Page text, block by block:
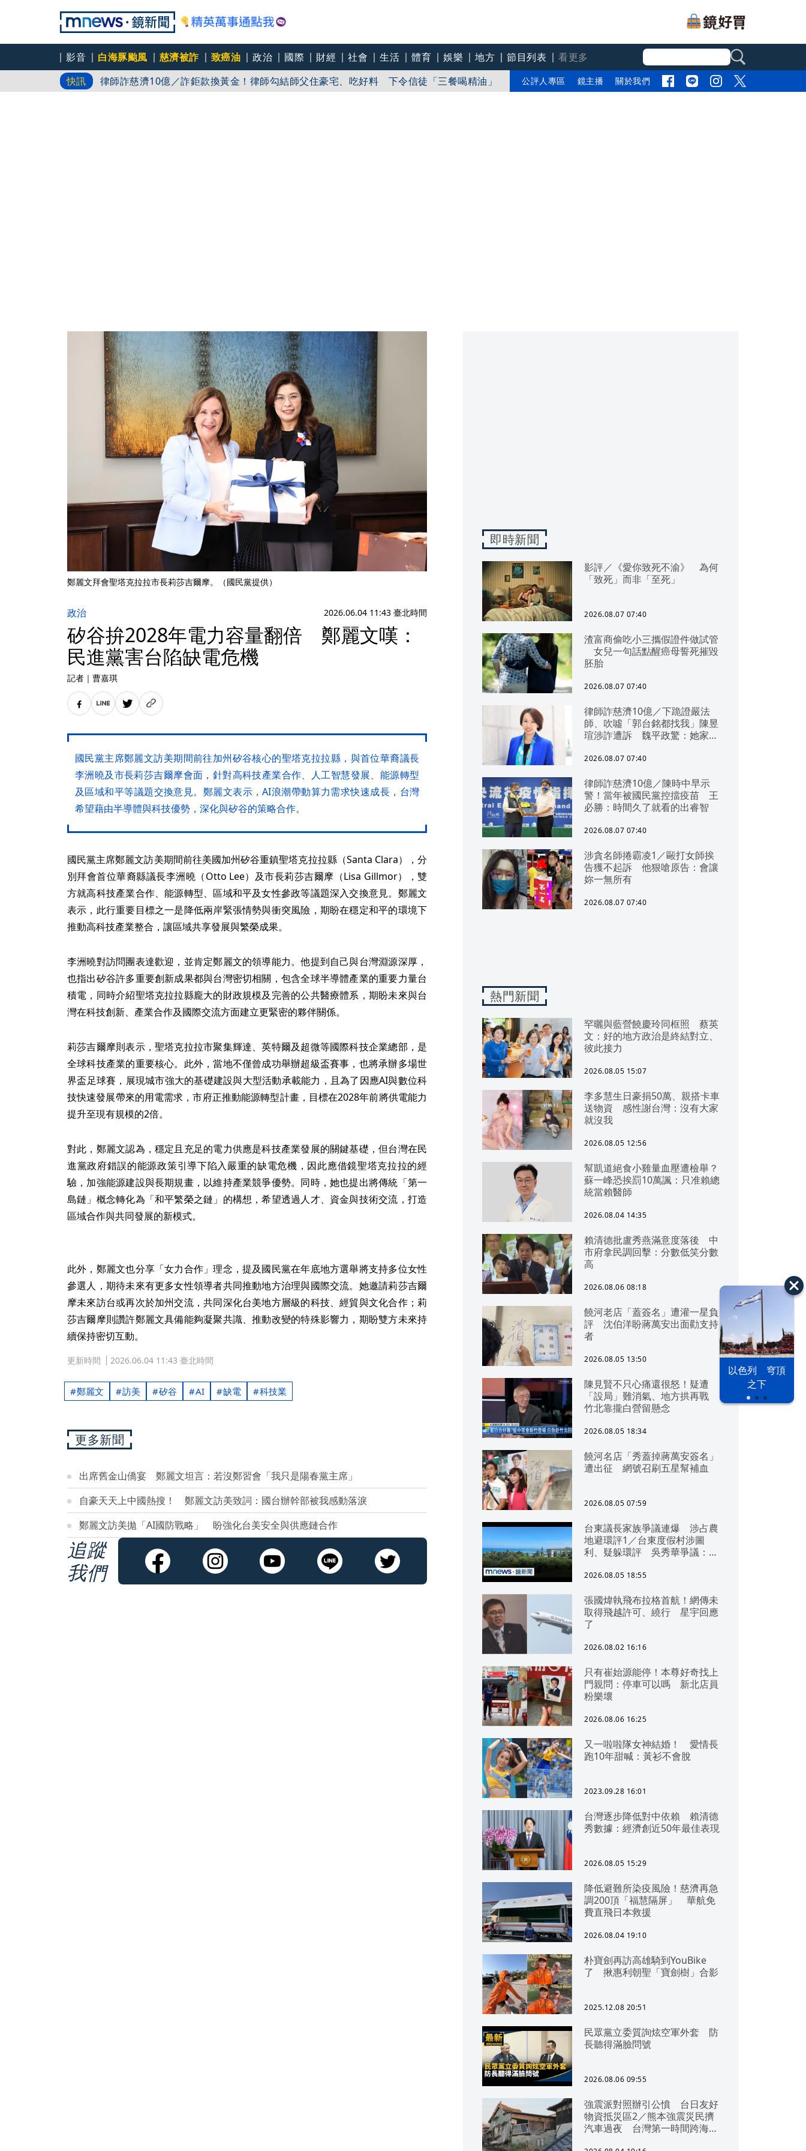
影音 白海豚颱風 慈濟被詐 致癌油 政治 國際 財經 社會 生活 體育 娛樂 地方 節目列表
看更多
快訊
律師詐慈濟10億／詐鉅款換黃金！律師勾結師父住豪宅、吃好料 下令信徒「三餐喝精油」
「軍傳媒」美軍反無人機能力下放到步兵班，HAMMR會是解決方案之一？
公評人專區 鏡主播 關於我們
以色列 穹頂
之下
鄭麗文拜會聖塔克拉拉市長莉莎吉爾摩。（國民黨提供）
政治 2026.06.04 11:43 臺北時間
矽谷拚2028年電力容量翻倍 鄭麗文嘆：
民進黨害台陷缺電危機
記者 ｜ 曹嘉琪
國民黨主席鄭麗文訪美期間前往加州矽谷核心的聖塔克拉拉縣，與首位華裔議長
李洲曉及市長莉莎吉爾摩會面，針對高科技產業合作、人工智慧發展、能源轉型
及區域和平等議題交換意見。鄭麗文表示，AI浪潮帶動算力需求快速成長，台灣
希望藉由半導體與科技優勢，深化與矽谷的策略合作。
國民黨主席鄭麗文訪美期間前往美國加州矽谷重鎮聖塔克拉拉縣（Santa Clara），分
別拜會首位華裔縣議長李洲曉（Otto Lee）及市長莉莎吉爾摩（Lisa Gillmor），雙
方就高科技產業合作、能源轉型、區域和平及女性參政等議題深入交換意見。鄭麗文
表示，此行重要目標之一是降低兩岸緊張情勢與衝突風險，期盼在穩定和平的環境下
推動高科技產業整合，讓區域共享發展與繁榮成果。
李洲曉對訪問團表達歡迎，並肯定鄭麗文的領導能力。他提到自己與台灣淵源深厚，
也指出矽谷許多重要創新成果都與台灣密切相關，包含全球半導體產業的重要力量台
積電，同時介紹聖塔克拉拉縣龐大的財政規模及完善的公共醫療體系，期盼未來與台
灣在科技創新、產業合作及國際交流方面建立更緊密的夥伴關係。
莉莎吉爾摩則表示，聖塔克拉拉市聚集輝達、英特爾及超微等國際科技企業總部，是
全球科技產業的重要核心。此外，當地不僅曾成功舉辦超級盃賽事，也將承辦多場世
界盃足球賽，展現城市強大的基礎建設與大型活動承載能力，且為了因應AI與數位科
技快速發展帶來的用電需求，市府正推動能源轉型計畫，目標在2028年前將供電能力
提升至現有規模的2倍。
對此，鄭麗文認為，穩定且充足的電力供應是科技產業發展的關鍵基礎，但台灣在民
進黨政府錯誤的能源政策引導下陷入嚴重的缺電危機，因此應借鏡聖塔克拉拉的經
驗，加強能源建設與長期規畫，以維持產業競爭優勢。同時，她也提出將傳統「第一
島鏈」概念轉化為「和平繁榮之鏈」的構想，希望透過人才、資金與技術交流，打造
區域合作與共同發展的新模式。
此外，鄭麗文也分享「女力合作」理念，提及國民黨在年底地方選舉將支持多位女性
參選人，期待未來有更多女性領導者共同推動地方治理與國際交流。她邀請莉莎吉爾
摩未來訪台或再次於加州交流，共同深化台美地方層級的科技、經貿與文化合作；莉
莎吉爾摩則讚許鄭麗文具備能夠凝聚共識、推動改變的特殊影響力，期盼雙方未來持
續保持密切互動。
更新時間 2026.06.04 11:43 臺北時間
鄭麗文 訪美 矽谷 AI 缺電 科技業
更多新聞
出席舊金山僑宴 鄭麗文坦言：若沒鄭習會「我只是陽春黨主席」
自豪天天上中國熱搜！ 鄭麗文訪美致詞：國台辦幹部被我感動落淚
鄭麗文訪美拋「AI國防戰略」 盼強化台美安全與供應鏈合作
追蹤
我們
即時新聞
影評／《愛你致死不渝》 為何
「致死」而非「至死」
2026.08.07 07:40
渣富商偷吃小三攜假證件做試管
女兒一句話點醒癌母誓死摧毀
胚胎
2026.08.07 07:40
律師詐慈濟10億／下跪證嚴法
師、吹噓「郭台銘都找我」陳昱
瑄涉詐遭訴 魏平政驚：她家底
2026.08.07 07:40
律師詐慈濟10億／陳時中早示
警！當年被國民黨控擋疫苗 王
必勝：時間久了就看的出睿智
2026.08.07 07:40
涉貪名師捲霸凌1／毆打女師挨
告獲不起訴 他狠嗆原告：會讓
妳一無所有
2026.08.07 07:40
熱門新聞
罕曬與藍營饒慶玲同框照 蔡英
文：好的地方政治是終結對立、
彼此接力
2026.08.05 15:07
李多慧生日豪捐50萬、親搭卡車
送物資 感性謝台灣：沒有大家
就沒我
2026.08.05 12:56
幫凱道絕食小雞量血壓遭檢舉？
蘇一峰恐挨罰10萬諷：只准賴總
統當賴醫師
2026.08.04 14:35
賴清德批盧秀燕滿意度落後 中
市府拿民調回擊：分數低笑分數
高
2026.08.06 08:18
饒河老店「蓋簽名」遭灌一星負
評 沈伯洋盼蔣萬安出面勸支持
者
2026.08.05 13:50
陳見賢不只心痛還很怒！疑遭
「設局」難消氣、地方拱再戰
竹北靠攏白營留懸念
2026.08.05 18:34
饒河名店「秀蓋掉蔣萬安簽名」
遭出征 網號召刷五星幫補血
2026.08.05 07:59
台東議長家族爭議連爆 涉占農
地避環評1／台東度假村涉圖
利、疑躲環評 吳秀華爭議：概
2026.08.05 18:55
張國煒執飛布拉格首航！網傳未
取得飛越許可、繞行 星宇回應
了
2026.08.02 16:16
只有崔始源能停！本尊好奇找上
門親問：停車可以嗎 新北店員
粉樂壞
2026.08.06 16:25
又一啦啦隊女神結婚！ 愛情長
跑10年甜喊：黃衫不會脫
2023.09.28 16:01
台灣逐步降低對中依賴 賴清德
秀數據：經濟創近50年最佳表現
2026.08.05 15:29
降低避難所染疫風險！慈濟再急
調200頂「福慧隔屏」 華航免
費直飛日本救援
2026.08.04 19:10
朴寶劍再訪高雄騎到YouBike
了 揪惠利朝聖「寶劍樹」合影
2025.12.08 20:51
民眾黨立委質詢炫空軍外套 防
長聽得滿臉問號
2026.08.06 09:55
強震派對照辦引公憤 台日友好
物資抵災區2／熊本強震災民擠
汽車過夜 台灣第一時間跨海急